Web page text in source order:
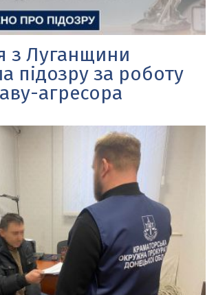
з Луганщини
підозру за роботу
агресора